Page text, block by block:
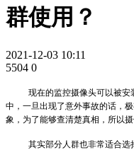
群使用？
2021-12-03 10:11
5504 0
现在的监控摄像头可以被
中，一旦出现了意外事故的话，
象，为了能够查清楚真相，所以
其实部分人群也非常适合